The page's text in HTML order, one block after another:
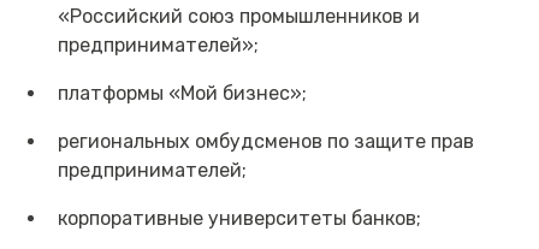
«Российский союз промышленников и
предпринимателей»;
платформы «Мой бизнес»;
региональных омбудсменов по защите прав
предпринимателей;
корпоративные университеты банков;